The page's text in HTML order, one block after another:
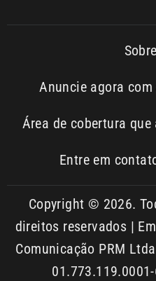
Anuncie agora com
Área de cobertura que
Entre em
Copyright © 2026.
direitos reservados |
Comunicação PRM